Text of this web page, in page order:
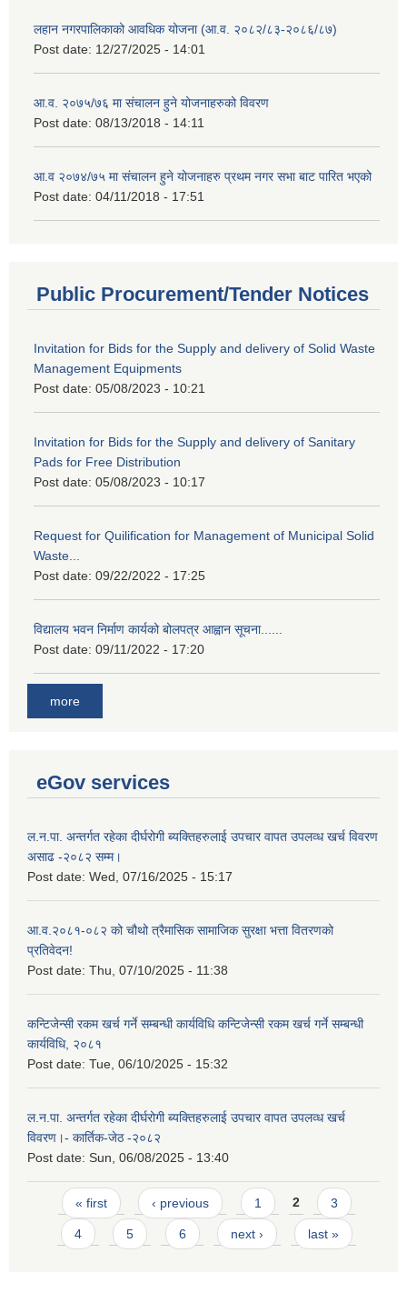
लहान नगरपालिकाको आवधिक योजना (आ.व. २०८२/८३-२०८६/८७)
Post date: 12/27/2025 - 14:01
आ.व. २०७५/७६ मा संचालन हुने योजनाहरुको विवरण
Post date: 08/13/2018 - 14:11
आ.व २०७४/७५ मा संचालन हुने योजनाहरु प्रथम नगर सभा बाट पारित भएको
Post date: 04/11/2018 - 17:51
Public Procurement/Tender Notices
Invitation for Bids for the Supply and delivery of Solid Waste
Management Equipments
Post date: 05/08/2023 - 10:21
Invitation for Bids for the Supply and delivery of Sanitary
Pads for Free Distribution
Post date: 05/08/2023 - 10:17
Request for Quilification for Management of Municipal Solid
Waste...
Post date: 09/22/2022 - 17:25
विद्यालय भवन निर्माण कार्यको बोलपत्र आह्वान सूचना......
Post date: 09/11/2022 - 17:20
more
eGov services
ल.न.पा. अन्तर्गत रहेका दीर्घरोगी ब्यक्तिहरुलाई उपचार वापत उपलव्ध खर्च विवरण
असाढ -२०८२ सम्म।
Post date: Wed, 07/16/2025 - 15:17
आ.व.२०८१-०८२ को चौथो त्रैमासिक सामाजिक सुरक्षा भत्ता वितरणको
प्रतिवेदन!
Post date: Thu, 07/10/2025 - 11:38
कन्टिजेन्सी रकम खर्च गर्ने सम्बन्धी कार्यविधि कन्टिजेन्सी रकम खर्च गर्ने सम्बन्धी
कार्यविधि, २०८१
Post date: Tue, 06/10/2025 - 15:32
ल.न.पा. अन्तर्गत रहेका दीर्घरोगी ब्यक्तिहरुलाई उपचार वापत उपलव्ध खर्च
विवरण।- कार्तिक-जेठ -२०८२
Post date: Sun, 06/08/2025 - 13:40
Pages
« first ‹ previous 1 2 3
4 5 6 next › last »